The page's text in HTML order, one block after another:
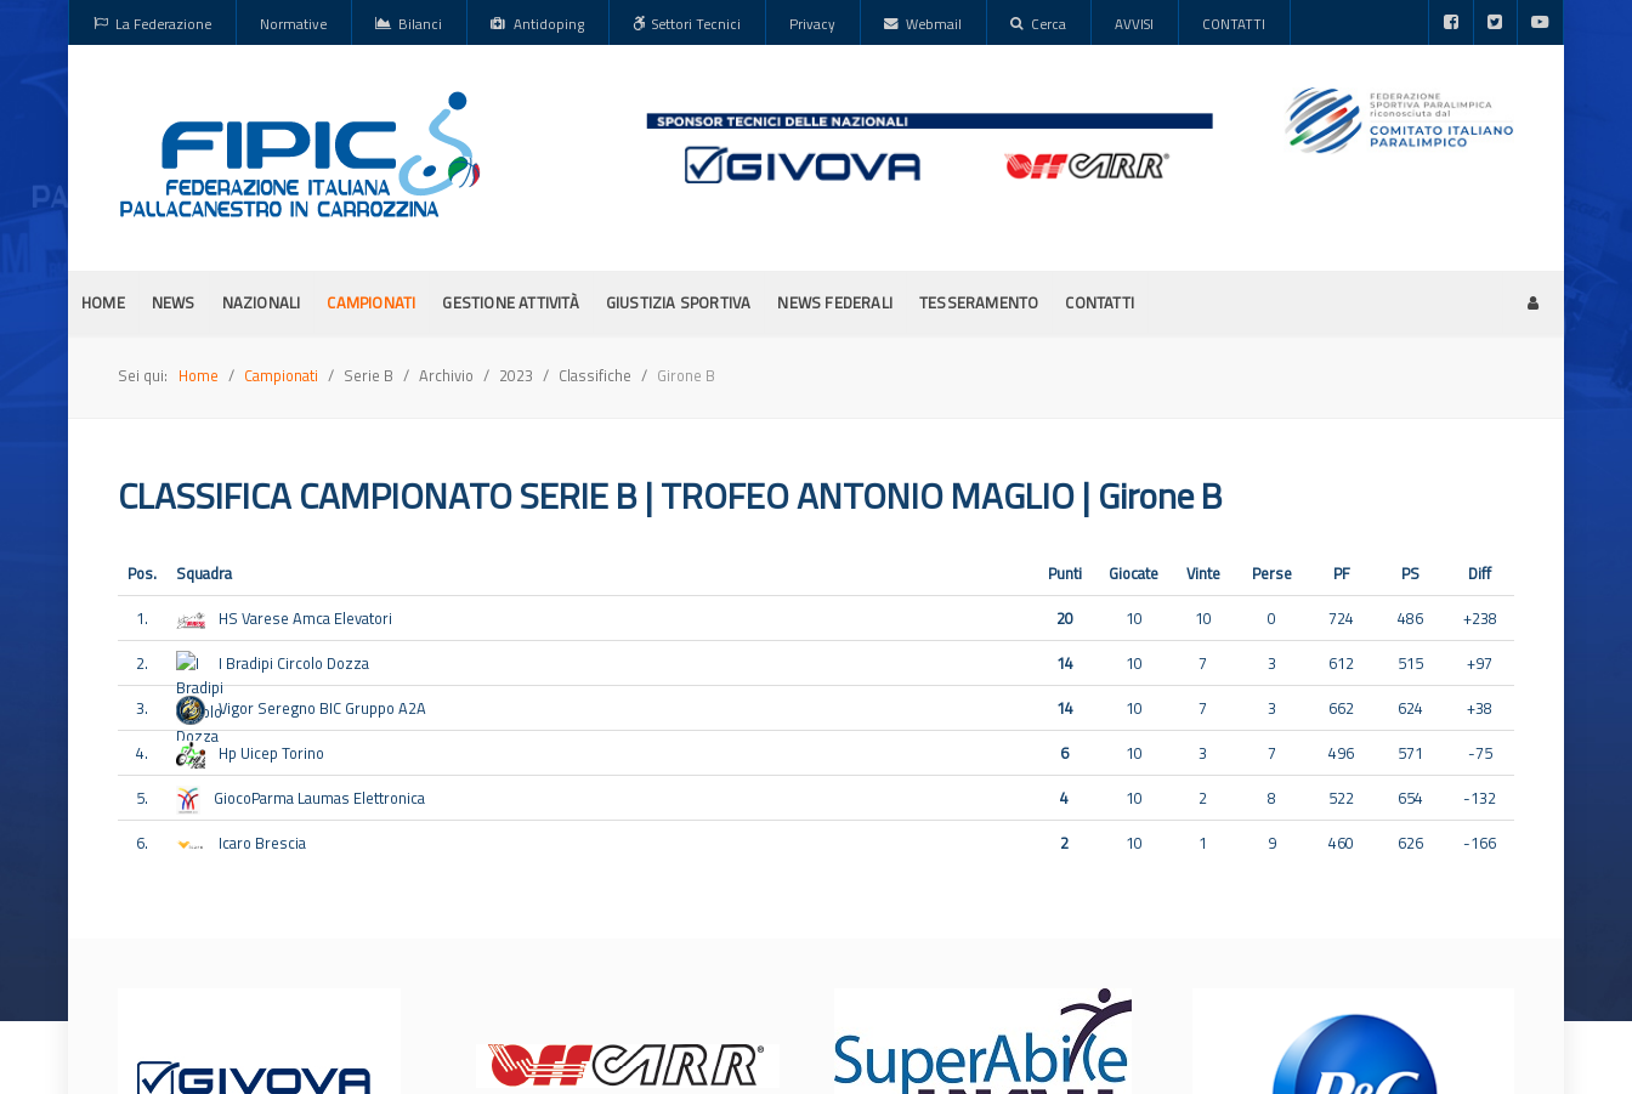
La Federazione Normative Bilanci Antidoping Settori Tecnici Privacy Webmail Cerca AVVISI CONTATTI
HOME NEWS NAZIONALI CAMPIONATI GESTIONE ATTIVITÀ GIUSTIZIA SPORTIVA NEWS FEDERALI TESSERAMENTO CONTATTI
Sei qui: Home Campionati Serie B Archivio 2023 Classifiche Girone B
CLASSIFICA CAMPIONATO SERIE B | TROFEO ANTONIO MAGLIO | Girone B
Pos. Squadra Punti Giocate Vinte Perse PF PS
Diff
1.
HS Varese Amca Elevatori 20 10 10 0 724 486
+238
2.
I Bradipi Circolo Dozza 14 10 7 3 612 515
+97
3.
Vigor Seregno BIC Gruppo A2A 14 10 7 3 662 624
+38
4.
Hp Uicep Torino 6 10 3 7 496 571
-75
5.
GiocoParma Laumas Elettronica 4 10 2 8 522 654
-132
6.
Icaro Brescia 2 10 1 9 460 626 -166